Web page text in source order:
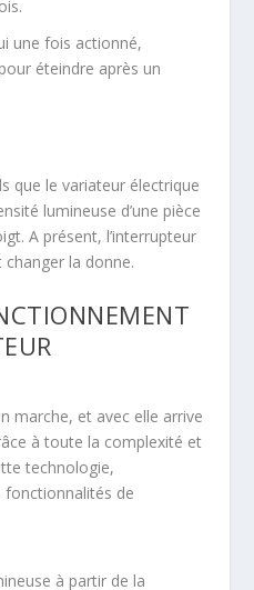
une fois actionné,
éteindre après un
que le variateur électrique
lumineuse d’une pièce
A présent, l’interrupteur
la donne.
marche, et avec elle arrive
à toute la complexité et
technologie,
fonctionnalités de
à partir de la